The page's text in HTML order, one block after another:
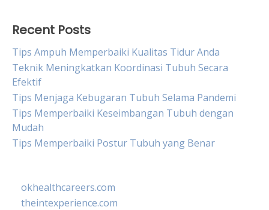
Recent Posts
Tips Ampuh Memperbaiki Kualitas Tidur Anda
Teknik Meningkatkan Koordinasi Tubuh Secara
Efektif
Tips Menjaga Kebugaran Tubuh Selama Pandemi
Tips Memperbaiki Keseimbangan Tubuh dengan
Mudah
Tips Memperbaiki Postur Tubuh yang Benar
okhealthcareers.com
theintexperience.com